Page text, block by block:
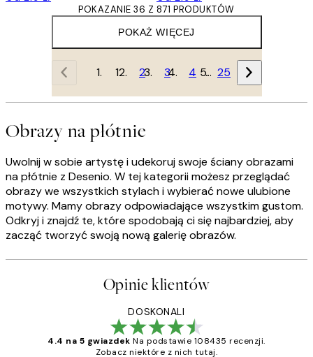
POKAŻ WIĘCEJ
POKAZANIE 36 Z 871 PRODUKTÓW
1 2 3 4 … 25
Obrazy na płótnie
Uwolnij w sobie artystę i udekoruj swoje ściany obrazami
na płótnie z Desenio. W tej kategorii możesz przeglądać
obrazy we wszystkich stylach i wybierać nowe ulubione
motywy. Mamy obrazy odpowiadające wszystkim gustom.
Odkryj i znajdź te, które spodobają ci się najbardziej, aby
zacząć tworzyć swoją nową galerię obrazów.
Opinie klientów
DOSKONALI
4.4 na 5 gwiazdek Na podstawie 108435 recenzji.
Zobacz niektóre z nich tutaj.